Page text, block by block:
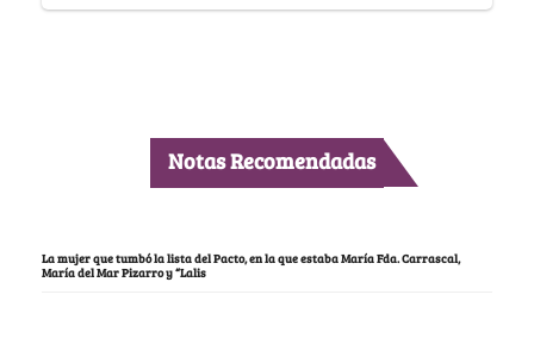
Notas Recomendadas
La mujer que tumbó la lista del Pacto, en la que estaba María Fda. Carrascal,
María del Mar Pizarro y “Lalis